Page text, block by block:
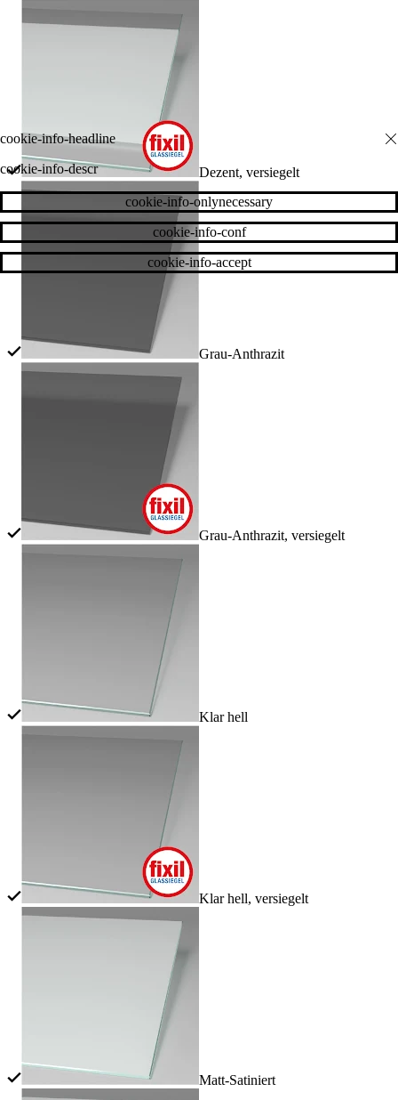
Dezent, versiegelt
Grau-Anthrazit
Grau-Anthrazit, versiegelt
Klar hell
Klar hell, versiegelt
Matt-Satiniert
cookie-info-descr
cookie-info-accept
cookie-info-conf
cookie-info-onlynecessary